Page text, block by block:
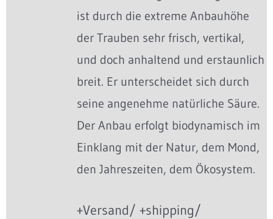
ist durch die extreme Anbauhöhe
der Trauben sehr frisch, vertikal,
und doch anhaltend und erstaunlich
breit. Er unterscheidet sich durch
seine angenehme natürliche Säure.
Der Anbau erfolgt biodynamisch im
Einklang mit der Natur, dem Mond,
den Jahreszeiten, dem Ökosystem.
+Versand/ +shipping/